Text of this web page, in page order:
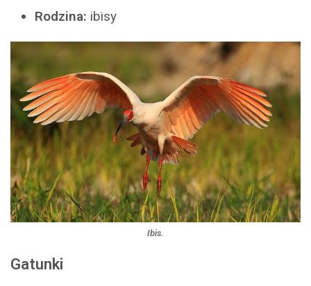
Rodzina: ibisy
Ibis.
Gatunki